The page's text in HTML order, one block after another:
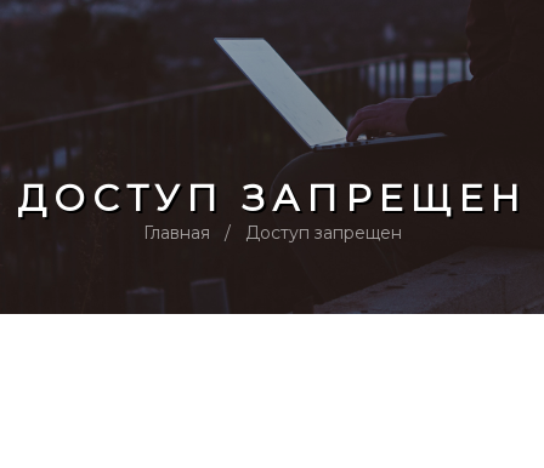
ДОСТУП ЗАПРЕЩЕН
Главная Доступ запрещен